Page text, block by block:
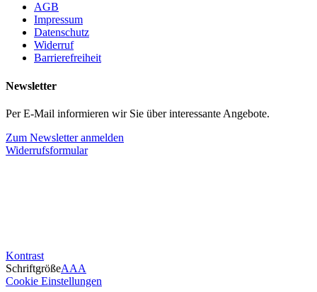
AGB
Impressum
Datenschutz
Widerruf
Barrierefreiheit
Newsletter
Per E-Mail informieren wir Sie über interessante Angebote.
Zum Newsletter anmelden
Widerrufsformular
Kontrast
SchriftgrößeAAA
Cookie Einstellungen